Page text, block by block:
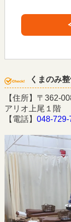
くまのみ
【住所】〒362-
アリオ上尾１階
【電話】 048-729-